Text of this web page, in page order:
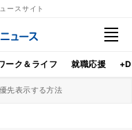
ースサイト
ーク＆ライフ 就職応援
先表示する方法